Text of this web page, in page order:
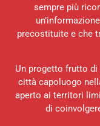
sempre più
precostituite e che
Un progetto frutto di
città capoluogo
aperto ai territori
di